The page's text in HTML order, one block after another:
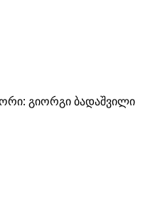
გიორგი ბადაშვილი